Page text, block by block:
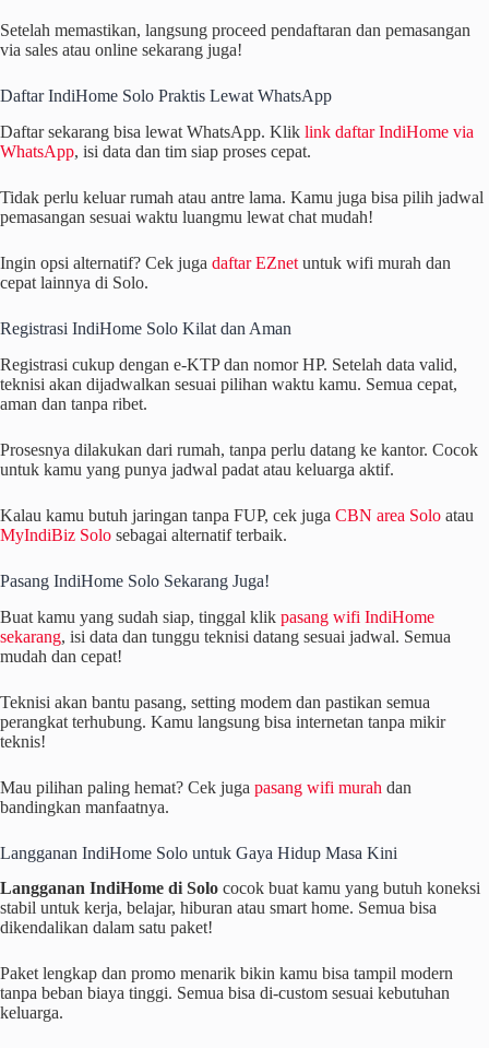
Setelah memastikan, langsung proceed pendaftaran dan pemasangan
via sales atau online sekarang juga!
Daftar IndiHome Solo Praktis Lewat WhatsApp
Daftar sekarang bisa lewat WhatsApp. Klik link daftar IndiHome via
WhatsApp, isi data dan tim siap proses cepat.
Tidak perlu keluar rumah atau antre lama. Kamu juga bisa pilih jadwal
pemasangan sesuai waktu luangmu lewat chat mudah!
Ingin opsi alternatif? Cek juga daftar EZnet untuk wifi murah dan
cepat lainnya di Solo.
Registrasi IndiHome Solo Kilat dan Aman
Registrasi cukup dengan e‑KTP dan nomor HP. Setelah data valid,
teknisi akan dijadwalkan sesuai pilihan waktu kamu. Semua cepat,
aman dan tanpa ribet.
Prosesnya dilakukan dari rumah, tanpa perlu datang ke kantor. Cocok
untuk kamu yang punya jadwal padat atau keluarga aktif.
Kalau kamu butuh jaringan tanpa FUP, cek juga CBN area Solo atau
MyIndiBiz Solo sebagai alternatif terbaik.
Pasang IndiHome Solo Sekarang Juga!
Buat kamu yang sudah siap, tinggal klik pasang wifi IndiHome
sekarang, isi data dan tunggu teknisi datang sesuai jadwal. Semua
mudah dan cepat!
Teknisi akan bantu pasang, setting modem dan pastikan semua
perangkat terhubung. Kamu langsung bisa internetan tanpa mikir
teknis!
Mau pilihan paling hemat? Cek juga pasang wifi murah dan
bandingkan manfaatnya.
Langganan IndiHome Solo untuk Gaya Hidup Masa Kini
Langganan IndiHome di Solo cocok buat kamu yang butuh koneksi
stabil untuk kerja, belajar, hiburan atau smart home. Semua bisa
dikendalikan dalam satu paket!
Paket lengkap dan promo menarik bikin kamu bisa tampil modern
tanpa beban biaya tinggi. Semua bisa di-custom sesuai kebutuhan
keluarga.